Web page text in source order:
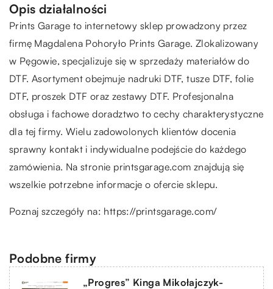
Opis działalności
Prints Garage to internetowy sklep prowadzony przez
firmę Magdalena Pohoryło Prints Garage. Zlokalizowany
w Pęgowie, specjalizuje się w sprzedaży materiałów do
DTF. Asortyment obejmuje nadruki DTF, tusze DTF, folie
DTF, proszek DTF oraz zestawy DTF. Profesjonalna
obsługa i fachowe doradztwo to cechy charakterystyczne
dla tej firmy. Wielu zadowolonych klientów docenia
sprawny kontakt i indywidualne podejście do każdego
zamówienia. Na stronie printsgarage.com znajdują się
wszelkie potrzebne informacje o ofercie sklepu.
Poznaj szczegóły na: https://printsgarage.com/
Podobne firmy
„Progres” Kinga Mikołajczyk-